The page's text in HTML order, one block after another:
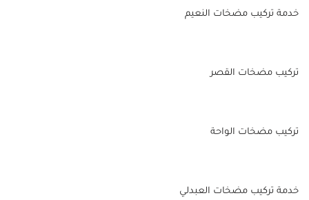
خدمة تركيب مضخات النعيم
تركيب مضخات القصر
تركيب مضخات الواحة
خدمة تركيب مضخات العبدلي